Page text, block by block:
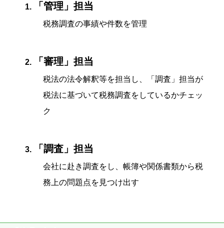
「管理」担当
税務調査の事績や件数を管理
「審理」担当
税法の法令解釈等を担当し、「調査」担当が
税法に基づいて税務調査をしているかチェッ
ク
「調査」担当
会社に赴き調査をし、帳簿や関係書類から税
務上の問題点を見つけ出す